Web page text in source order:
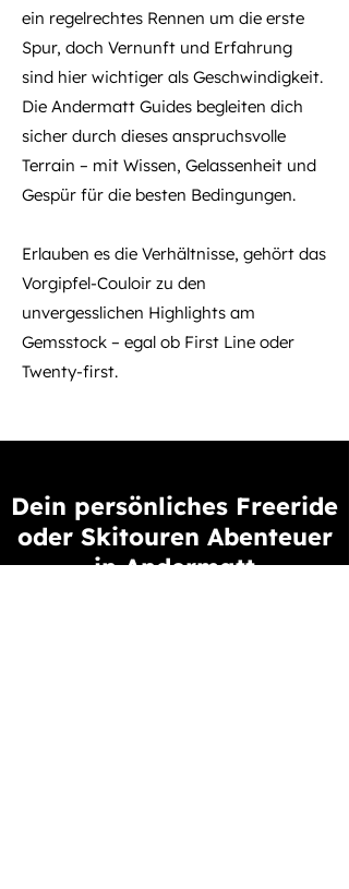
ein regelrechtes Rennen um die erste
Spur, doch Vernunft und Erfahrung
sind hier wichtiger als Geschwindigkeit.
Die Andermatt Guides begleiten dich
sicher durch dieses anspruchsvolle
Terrain – mit Wissen, Gelassenheit und
Gespür für die besten Bedingungen.
Erlauben es die Verhältnisse, gehört das
Vorgipfel-Couloir zu den
unvergesslichen Highlights am
Gemsstock – egal ob First Line oder
Twenty-first.
Dein persönliches Freeride
oder Skitouren Abenteuer
in Andermatt